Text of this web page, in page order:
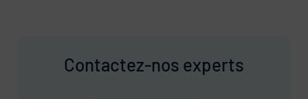
Contactez-nos experts